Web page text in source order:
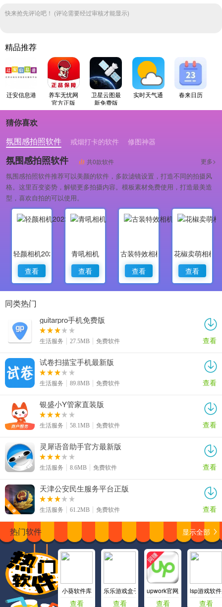
快来抢先评论吧！ (评论需要经过审核才能显示)
精品推荐
迁安信息港
养车无忧网
官方正版
卫星云图最
新免费版
实时天气通 春来日历
猜你喜欢
氛围感拍照软件
戒烟打卡的软件 修图神器
氛围感拍照软件 共0款软件 更多>
氛围感拍照软件推荐可以美颜的软件，多款滤镜设置，打造不同的拍摄风
格。这里百变姿势，解锁更多拍摄内容。模板素材免费使用，打造最美造
型，喜欢自拍的可以使用。
轻颜相机2022最新版
查看
青吼相机
查看
古装特效相机
查看
花椒卖萌相机
查看
同类热门
guitarpro手机免费版
生活服务 27.5MB 免费软件 查看
试卷扫描宝手机最新版
生活服务 89.8MB 免费软件 查看
银盛小Y管家直装版
生活服务 58.1MB 免费软件 查看
灵犀语音助手官方最新版
生活服务 8.6MB 免费软件 查看
天津公安民生服务平台正版
生活服务 61.2MB 免费软件 查看
热门软件 显示全部
小葵软件库
查看
乐乐游戏盒子
查看
upwork官网版中文版
查看
lsp游戏软
查看